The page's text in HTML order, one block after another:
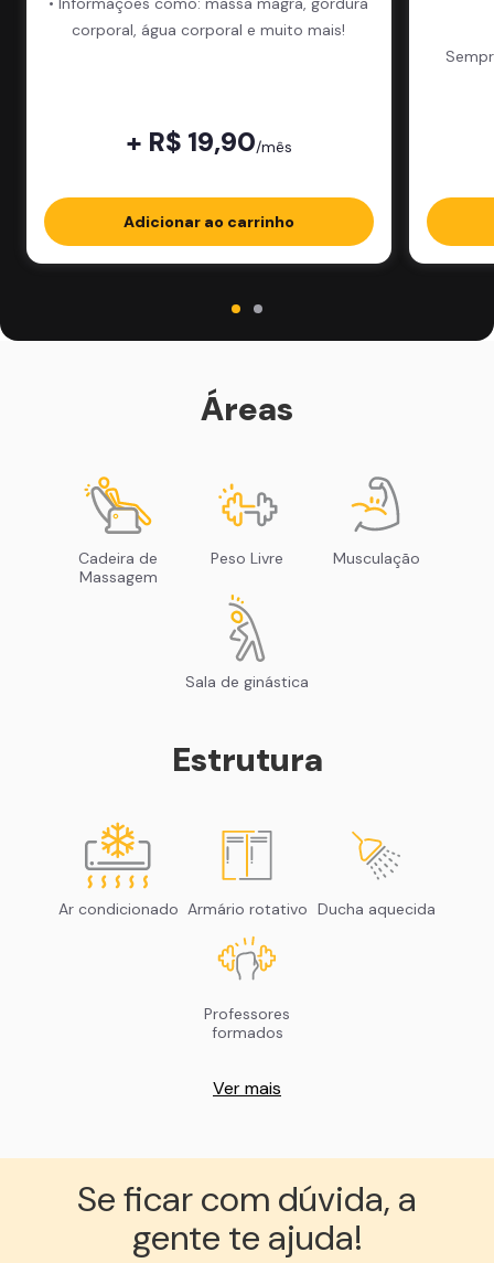
corporal, água corporal e muito mais!
+ R$ 19,90/mês
Adicionar ao carrinho
Áreas
Cadeira de
Massagem
Peso Livre Musculação
Sala de ginástica
Estrutura
Ar condicionado Armário rotativo Ducha aquecida
Professores
formados
Ver mais
Se ficar com dúvida, a
gente te ajuda!︎